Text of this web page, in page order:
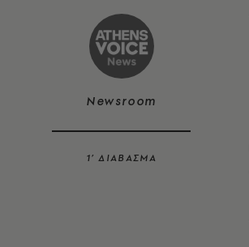
Newsroom
1’ ΔΙΑΒΑΣΜΑ